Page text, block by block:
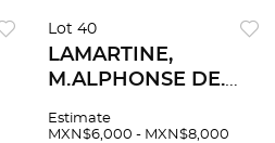
Lot 40
LAMARTINE,
M.ALPHONSE DE.
LITTÉRATURE.
Estimate
MXN$6,000 - MXN$8,000